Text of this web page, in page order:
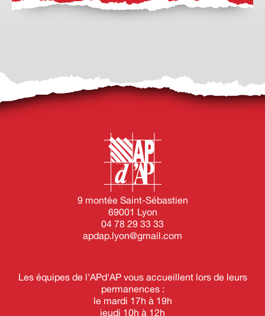
9 montée Saint-Sébastien
69001 Lyon
04 78 29 33 33
apdap.lyon@gmail.com
Les équipes de l'APd'AP vous accueillent lors de leurs
permanences :
le mardi 17h à 19h
jeudi 10h à 12h